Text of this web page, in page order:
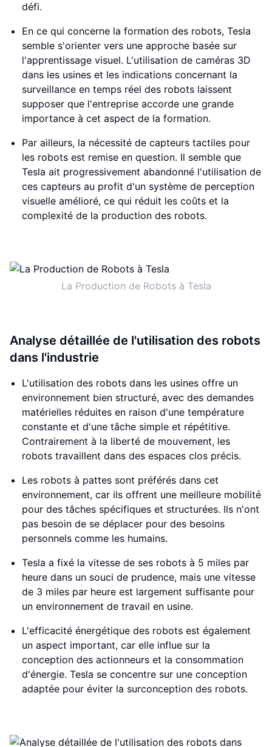
défi.
En ce qui concerne la formation des robots, Tesla
semble s'orienter vers une approche basée sur
l'apprentissage visuel. L'utilisation de caméras 3D
dans les usines et les indications concernant la
surveillance en temps réel des robots laissent
supposer que l'entreprise accorde une grande
importance à cet aspect de la formation.
Par ailleurs, la nécessité de capteurs tactiles pour
les robots est remise en question. Il semble que
Tesla ait progressivement abandonné l'utilisation de
ces capteurs au profit d'un système de perception
visuelle amélioré, ce qui réduit les coûts et la
complexité de la production des robots.
La Production de Robots à Tesla
Analyse détaillée de l'utilisation des robots
dans l'industrie
L'utilisation des robots dans les usines offre un
environnement bien structuré, avec des demandes
matérielles réduites en raison d'une température
constante et d'une tâche simple et répétitive.
Contrairement à la liberté de mouvement, les
robots travaillent dans des espaces clos précis.
Les robots à pattes sont préférés dans cet
environnement, car ils offrent une meilleure mobilité
pour des tâches spécifiques et structurées. Ils n'ont
pas besoin de se déplacer pour des besoins
personnels comme les humains.
Tesla a fixé la vitesse de ses robots à 5 miles par
heure dans un souci de prudence, mais une vitesse
de 3 miles par heure est largement suffisante pour
un environnement de travail en usine.
L'efficacité énergétique des robots est également
un aspect important, car elle influe sur la
conception des actionneurs et la consommation
d'énergie. Tesla se concentre sur une conception
adaptée pour éviter la surconception des robots.